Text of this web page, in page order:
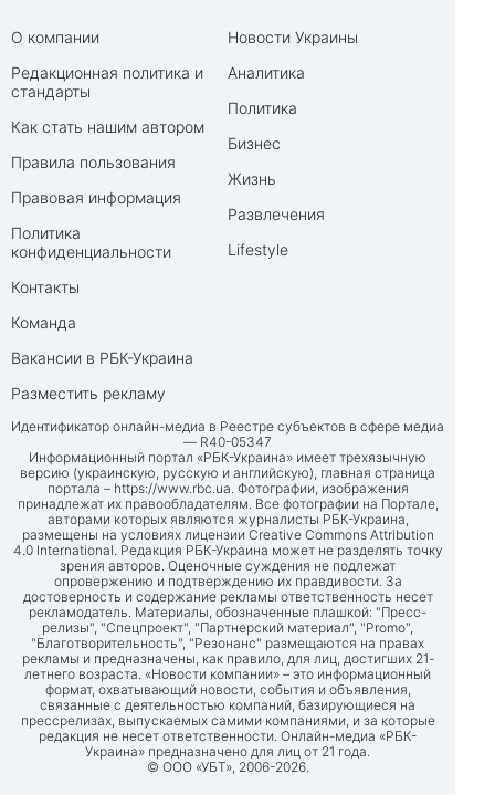
О компании
Редакционная политика и
стандарты
Как стать нашим автором
Правила пользования
Правовая информация
Политика
конфиденциальности
Контакты
Команда
Вакансии в РБК-Украина
Разместить рекламу
Новости Украины
Аналитика
Политика
Бизнес
Жизнь
Развлечения
Lifestyle
Идентификатор онлайн-медиа в Реестре субъектов в сфере медиа
— R40-05347
Информационный портал «РБК-Украина» имеет трехязычную
версию (украинскую, русскую и английскую), главная страница
портала – https://www.rbc.ua. Фотографии, изображения
принадлежат их правообладателям. Все фотографии на Портале,
авторами которых являются журналисты РБК-Украина,
размещены на условиях лицензии Creative Commons Attribution
4.0 International. Редакция РБК-Украина может не разделять точку
зрения авторов. Оценочные суждения не подлежат
опровержению и подтверждению их правдивости. За
достоверность и содержание рекламы ответственность несет
рекламодатель. Материалы, обозначенные плашкой: "Пресс-
релизы", "Спецпроект", "Партнерский материал", "Promo",
"Благотворительность", "Резонанс" размещаются на правах
рекламы и предназначены, как правило, для лиц, достигших 21-
летнего возраста. «Новости компании» – это информационный
формат, охватывающий новости, события и объявления,
связанные с деятельностью компаний, базирующиеся на
прессрелизах, выпускаемых самими компаниями, и за которые
редакция не несет ответственности. Онлайн-медиа «РБК-
Украина» предназначено для лиц от 21 года.
© ООО «УБТ», 2006-2026.